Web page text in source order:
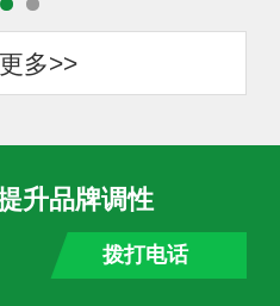
多>>
升品牌调性
拨打电话